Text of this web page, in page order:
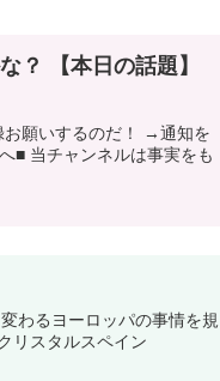
？ 【本日の話題】
お願いするのだ！ →通知を
■ 当チャンネルは事実をも
わるヨーロッパの事情を規
リスタルスペイン